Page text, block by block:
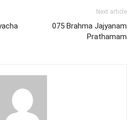
Next article
075 Brahma Jajyanam
Prathamam